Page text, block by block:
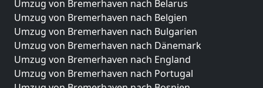
Umzug von Bremerhaven nach Belarus
Umzug von Bremerhaven nach Belgien
Umzug von Bremerhaven nach Bulgarien
Umzug von Bremerhaven nach Dänemark
Umzug von Bremerhaven nach England
Umzug von Bremerhaven nach Portugal